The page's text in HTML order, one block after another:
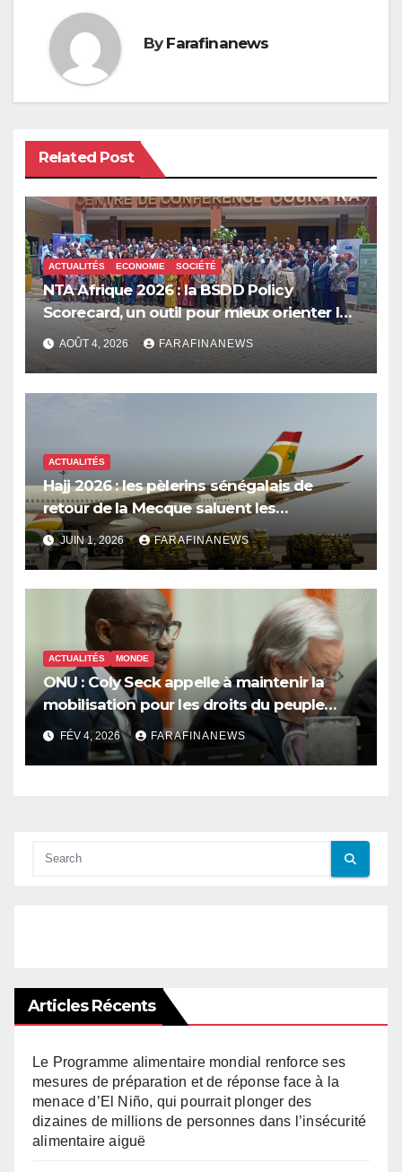
By Farafinanews
Related Post
ACTUALITÉS ECONOMIE SOCIÉTÉ
NTA Afrique 2026 : la BSDD Policy
Scorecard, un outil pour mieux orienter les
dépenses publiques
AOÛT 4, 2026 FARAFINANEWS
ACTUALITÉS
Hajj 2026 : les pèlerins sénégalais de
retour de la Mecque saluent les
innovations d’Air Sénégal SA
JUIN 1, 2026 FARAFINANEWS
ACTUALITÉS MONDE
ONU : Coly Seck appelle à maintenir la
mobilisation pour les droits du peuple
palestinien
FÉV 4, 2026 FARAFINANEWS
Articles Récents
Le Programme alimentaire mondial renforce ses
mesures de préparation et de réponse face à la
menace d’El Niño, qui pourrait plonger des
dizaines de millions de personnes dans l’insécurité
alimentaire aiguë